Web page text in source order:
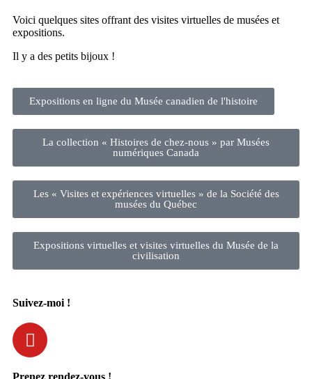
Voici quelques sites offrant des visites virtuelles de musées et
expositions.
Il y a des petits bijoux !
Expositions en ligne du Musée canadien de l'histoire
La collection « Histoires de chez-nous » par Musées
numériques Canada
Les « Visites et expériences virtuelles » de la Société des
musées du Québec
Expositions virtuelles et visites virtuelles du Musée de la
civilisation
Suivez-moi !